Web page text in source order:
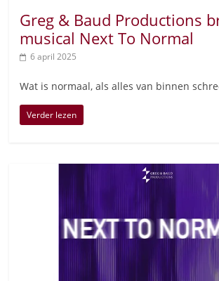
Greg & Baud Productions
musical Next To Normal
6 april 2025
Wat is normaal, als alles van binnen
Verder lezen